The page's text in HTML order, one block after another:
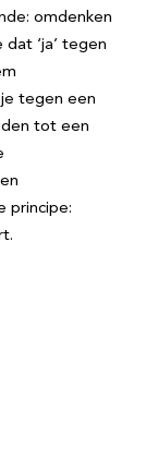
omdenken
‘ja’ tegen
tegen een
tot een
principe: